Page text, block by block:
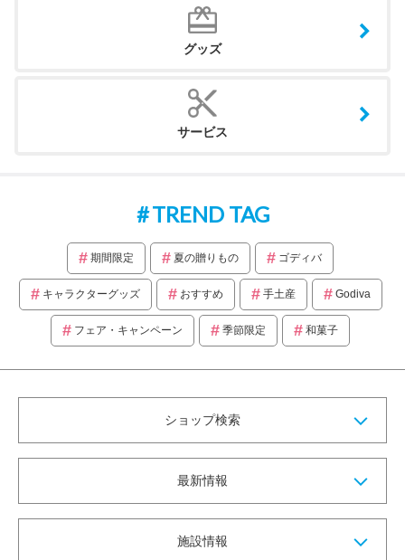
グッズ
サービス
TREND TAG
期間限定 夏の贈りもの ゴディバ
キャラクターグッズ おすすめ 手土産 Godiva
フェア・キャンペーン 季節限定 和菓子
ショップ検索
最新情報
施設情報